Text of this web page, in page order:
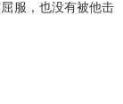
服，也没有被他击